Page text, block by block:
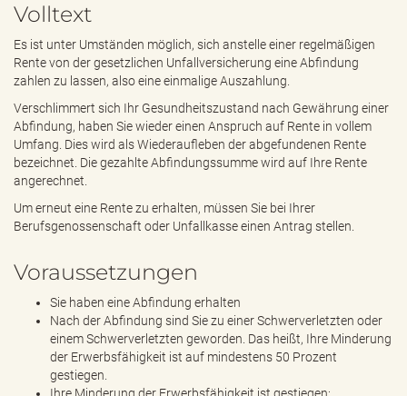
Volltext
Es ist unter Umständen möglich, sich anstelle einer regelmäßigen
Rente von der gesetzlichen Unfallversicherung eine Abfindung
zahlen zu lassen, also eine einmalige Auszahlung.
Verschlimmert sich Ihr Gesundheitszustand nach Gewährung einer
Abfindung, haben Sie wieder einen Anspruch auf Rente in vollem
Umfang. Dies wird als Wiederaufleben der abgefundenen Rente
bezeichnet. Die gezahlte Abfindungssumme wird auf Ihre Rente
angerechnet.
Um erneut eine Rente zu erhalten, müssen Sie bei Ihrer
Berufsgenossenschaft oder Unfallkasse einen Antrag stellen.
Voraussetzungen
Sie haben eine Abfindung erhalten
Nach der Abfindung sind Sie zu einer Schwerverletzten oder
einem Schwerverletzten geworden. Das heißt, Ihre Minderung
der Erwerbsfähigkeit ist auf mindestens 50 Prozent
gestiegen.